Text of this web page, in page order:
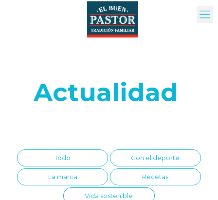
Actualidad
Todo Con el deporte
La marca Recetas
Vida sostenible